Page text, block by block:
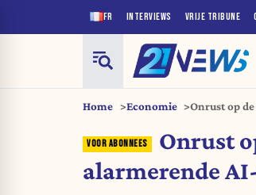
FR INTERVIEWS VRIJE TRIBUNE
Home Economie Onrust op
Onrust
alarmerende